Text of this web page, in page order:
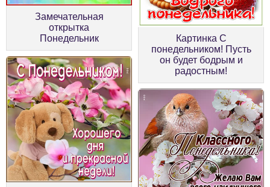
Замечательная
открытка
Понедельник
Картинка С
понедельником! Пусть
он будет бодрым и
радостным!